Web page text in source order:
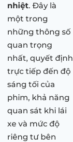
nhiệt. Đây là
một trong
những thông số
quan trọng
nhất, quyết định
trực tiếp đến độ
sáng tối của
phim, khả năng
quan sát khi lái
xe và mức độ
riêng tư bên